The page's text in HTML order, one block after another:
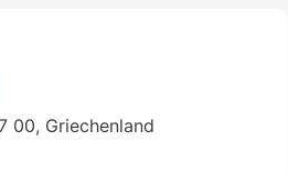
00, Griechenland